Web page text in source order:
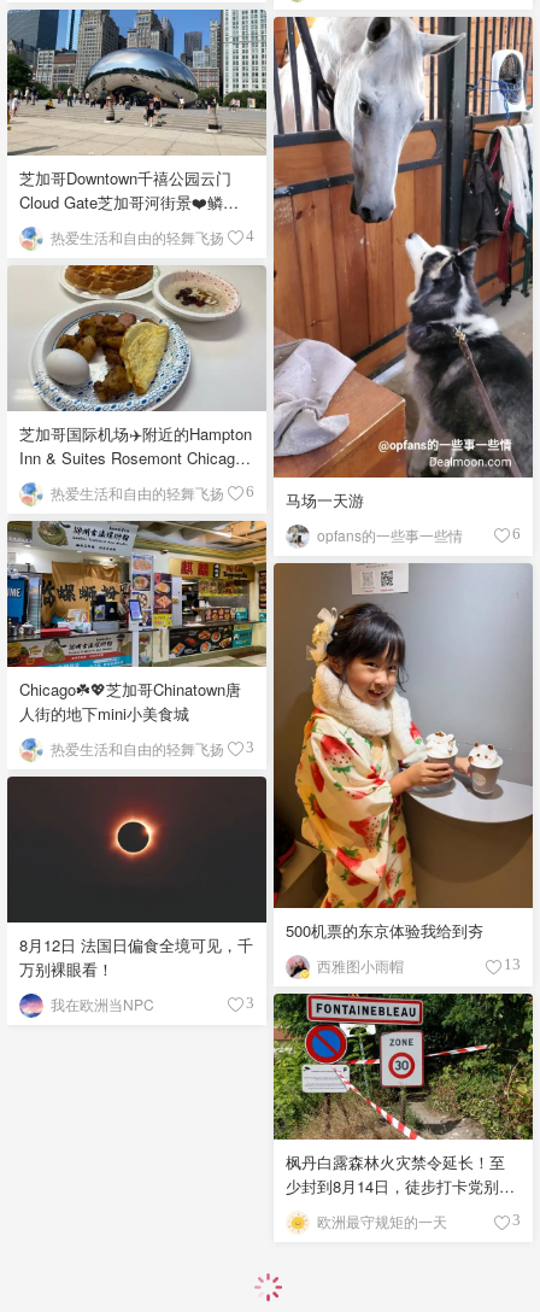
芝加哥Downtown千禧公园云门
Cloud Gate芝加哥河街景❤️鳞次
栉比的高楼
热爱生活和自由的轻舞飞扬 4
马场一天游
opfans的一些事一些情 6
芝加哥国际机场✈️附近的Hampton
Inn & Suites Rosemont Chicago
O'Hare自助早餐
热爱生活和自由的轻舞飞扬 6
Chicago☘️💖芝加哥Chinatown唐
人街的地下mini小美食城
热爱生活和自由的轻舞飞扬 3
500机票的东京体验我给到夯
西雅图小雨帽 13
8月12日 法国日偏食全境可见，千
万别裸眼看！
我在欧洲当NPC 3
枫丹白露森林火灾禁令延长！至
少封到8月14日，徒步打卡党别空
跑！ 欧洲最守规矩的一天 3